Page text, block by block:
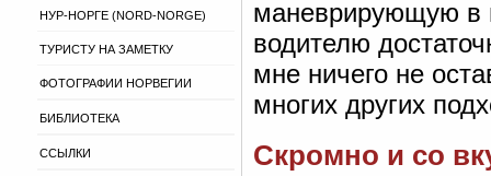
НУР-НОРГЕ (NORD-NORGE)
ТУРИСТУ НА ЗАМЕТКУ
ФОТОГРАФИИ НОРВЕГИИ
БИБЛИОТЕКА
ССЫЛКИ
маневрирующую в
водителю
мне ничего не
многих других
Скромно и со